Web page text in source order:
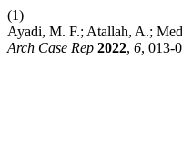
(1)
Ayadi, M. F.; Atallah, A.;
Arch Case Rep 2022, 6, 013-